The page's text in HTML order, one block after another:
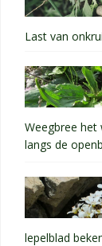
Last van
Weegbree het
langs de
lepelblad